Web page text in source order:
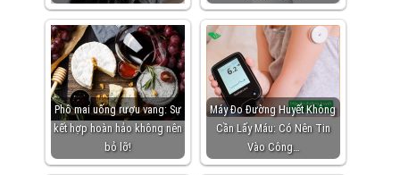
Phô mai uống rượu vang: Sự
kết hợp hoàn hảo không nên
bỏ lỡ!
Máy Đo Đường Huyết Không
Cần Lấy Máu: Có Nên Tin
Vào Công…